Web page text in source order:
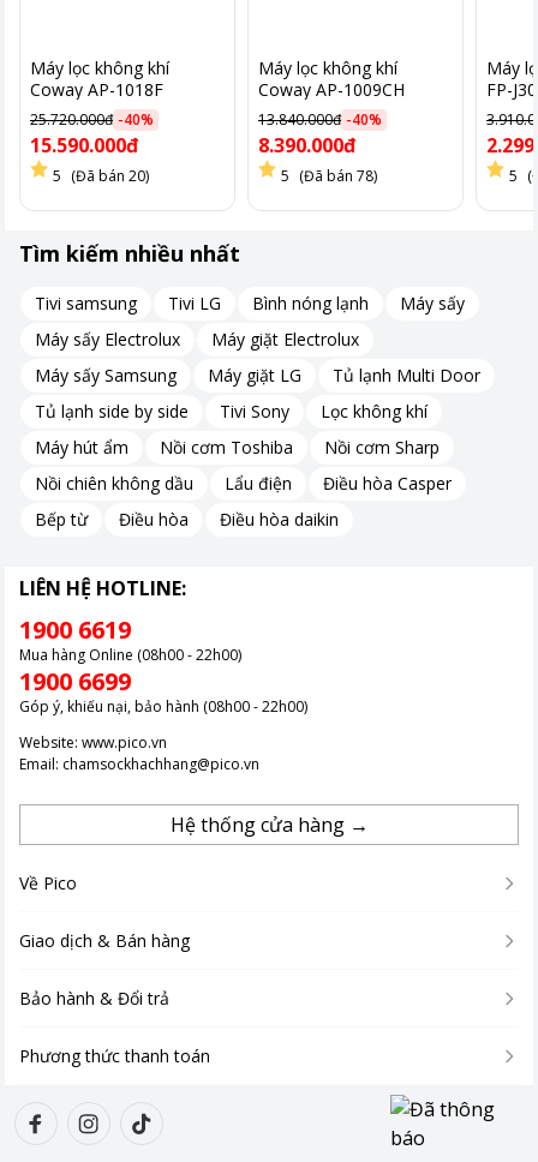
Hệ thống lọc 3 lớp hiệu quả
Sản phẩm tích hợp bộ lọc 3 lớp tiên tiến:
1. Màng lọc bụi thô:
Loại bỏ các hạt bụi thô kích thước nhỏ.
mịn PM0.3.
3. Màng lọc khử mùi 2 trong 1:
hiệu quả. Màng lọc này đặc biệt hữu ích với các gia đình có thú
cưng, thuốc lá hay có nhiều phấn hoa..trong không gian sống.
Máy lọc không khí
Coway AP-1018F
25.720.000đ -40%
15.590.000đ
5 (Đã bán 20)
Máy lọc không khí
Coway AP-1009CH
13.840.000đ -40%
8.390.000đ
5 (Đã bán 78)
Máy
FP-
5
Tìm kiếm nhiều nhất
Tivi samsung Tivi LG Bình nóng lạnh
Máy sấy
Máy sấy Electrolux
Máy giặt Electrolux
Máy sấy Samsung
Máy giặt LG
Tủ lạnh Multi Door
Tủ lạnh side by side
Tivi Sony
Lọc không khí
Máy hút ẩm
Nồi cơm Toshiba
Nồi cơm Sharp
Nồi chiên không dầu
Lẩu điện
Điều hòa Casper
Bếp từ
Điều hòa Điều hòa daikin
LIÊN HỆ HOTLINE:
1900 6619
Mua hàng Online (08h00 - 22h00)
1900 6699
Góp ý, khiếu nại, bảo hành (08h00 - 22h00)
Website: www.pico.vn
Email: chamsockhachhang@pico.vn
Hệ thống cửa hàng →
Về Pico
Giao dịch & Bán hàng
Bảo hành & Đổi trả
Phương thức thanh toán